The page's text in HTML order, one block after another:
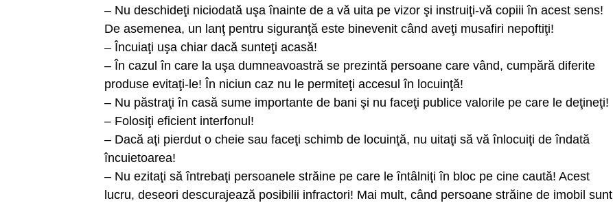
– Nu deschideţi niciodată uşa înainte de a vă uita pe vizor şi instruiţi-vă copiii în acest sens!
De asemenea, un lanţ pentru siguranţă este binevenit când aveţi musafiri nepoftiţi!
– Încuiaţi uşa chiar dacă sunteţi acasă!
– În cazul în care la uşa dumneavoastră se prezintă persoane care vând, cumpără diferite
produse evitaţi-le! În niciun caz nu le permiteţi accesul în locuinţă!
– Nu păstraţi în casă sume importante de bani şi nu faceţi publice valorile pe care le deţineţi!
– Folosiţi eficient interfonul!
– Dacă aţi pierdut o cheie sau faceţi schimb de locuinţă, nu uitaţi să vă înlocuiţi de îndată
încuietoarea!
– Nu ezitaţi să întrebaţi persoanele străine pe care le întâlniţi în bloc pe cine caută! Acest
lucru, deseori descurajează posibilii infractori! Mai mult, când persoane străine de imobil sunt